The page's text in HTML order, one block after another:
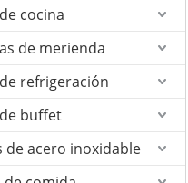
cocina
de merienda
refrigeración
buffet
de acero inoxidable